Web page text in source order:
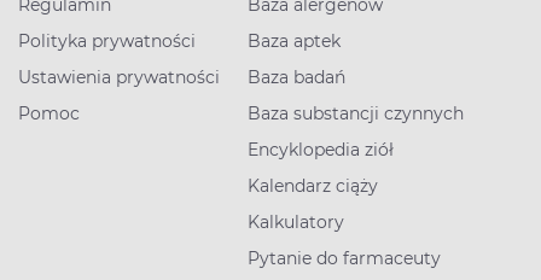
Regulamin
Polityka prywatności
Ustawienia prywatności
Pomoc
Baza alergenów
Baza aptek
Baza badań
Baza substancji czynnych
Encyklopedia ziół
Kalendarz ciąży
Kalkulatory
Pytanie do farmaceuty